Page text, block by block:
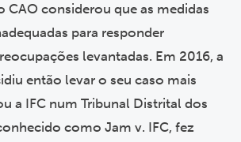
CAO considerou que as medidas
para responder
levantadas. Em 2016, a
então levar o seu caso mais
a IFC num Tribunal Distrital dos
como Jam v. IFC, fez